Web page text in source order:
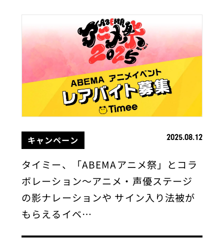
キャンペーン 2025.08.12
タイミー、「ABEMAアニメ祭」とコラ
ボレーション〜アニメ・声優ステージ
の影ナレーションや サイン入り法被が
もらえるイベ…